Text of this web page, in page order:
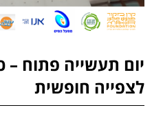
יום תעשייה פתוח –
לצפייה חופשית